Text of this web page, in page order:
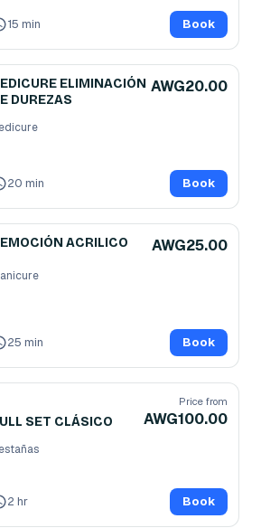
15 min Book
ELIMINACIÓN
DUREZAS
AWG20.00
20 min Book
ACRILICO AWG25.00
25 min Book
SET CLÁSICO
Price from
AWG100.00
2 hr Book